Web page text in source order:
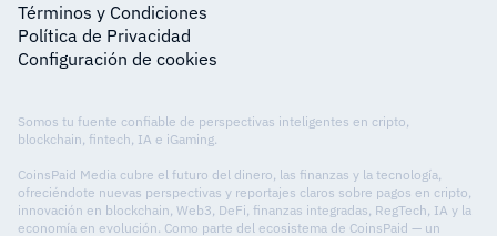
Términos y Condiciones
Política de Privacidad
Configuración de cookies
Somos tu fuente confiable de perspectivas inteligentes en cripto,
blockchain, fintech, IA e iGaming.
CoinsPaid Media cubre el futuro del dinero, las finanzas y la tecnología,
ofreciéndote nuevas perspectivas y reportajes claros sobre pagos en cripto,
innovación en blockchain, Web3, DeFi, finanzas integradas, RegTech, IA y la
economía en evolución. Como parte del ecosistema de CoinsPaid — un